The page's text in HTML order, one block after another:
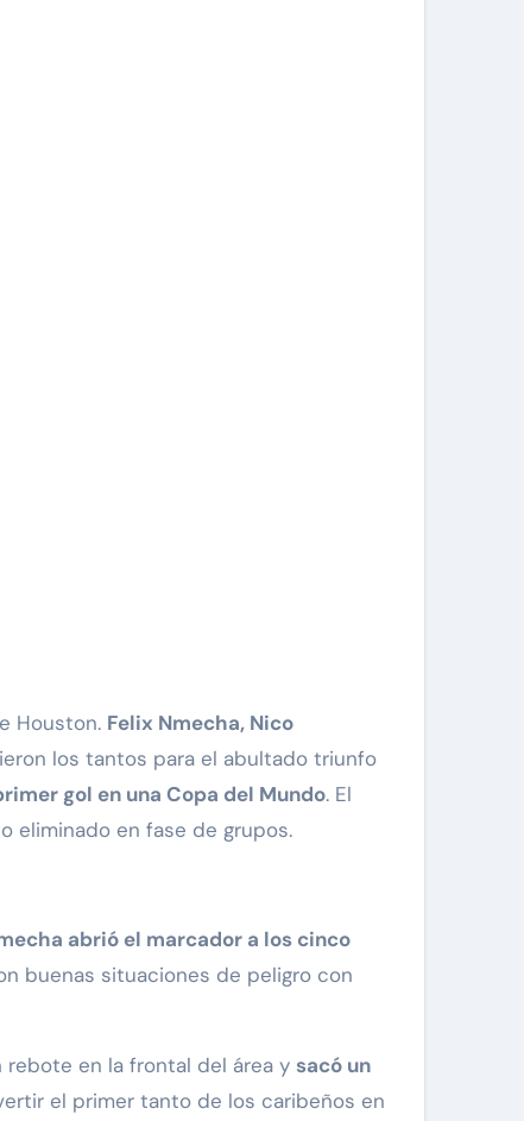
Houston. Felix Nmecha, Nico
los tantos para el abultado triunfo
gol en una Copa del Mundo. El
eliminado en fase de grupos.
abrió el marcador a los cinco
buenas situaciones de peligro con
rebote en la frontal del área y sacó un
el primer tanto de los caribeños en